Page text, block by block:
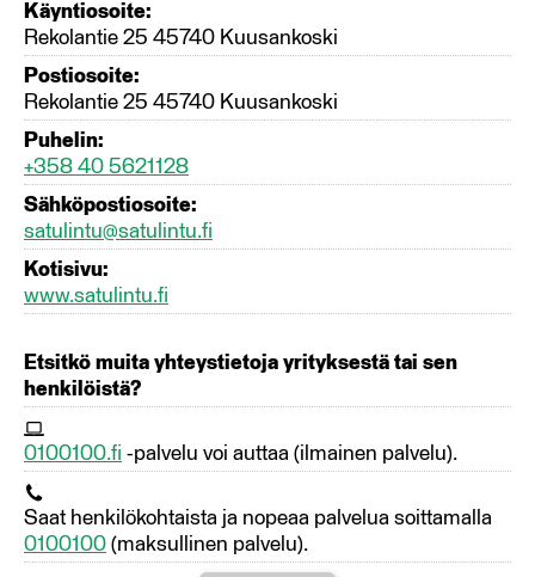
Käyntiosoite:
Rekolantie 25 45740 Kuusankoski
Postiosoite:
Rekolantie 25 45740 Kuusankoski
Puhelin:
+358 40 5621128
Sähköpostiosoite:
satulintu@satulintu.fi
Kotisivu:
www.satulintu.fi
Etsitkö muita yhteystietoja yrityksestä tai sen
henkilöistä?
0100100.fi -palvelu voi auttaa (ilmainen palvelu).
Saat henkilökohtaista ja nopeaa palvelua soittamalla
0100100 (maksullinen palvelu).